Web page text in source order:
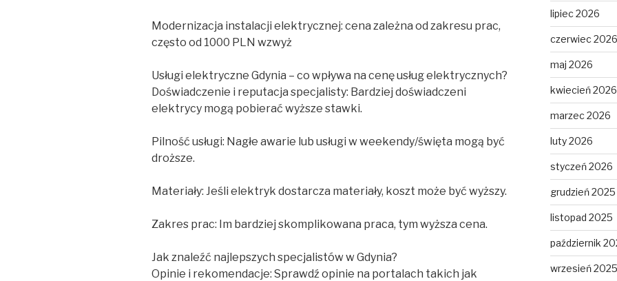
Modernizacja instalacji elektrycznej: cena zależna od zakresu prac,
często od 1000 PLN wzwyż
Usługi elektryczne Gdynia – co wpływa na cenę usług elektrycznych?
Doświadczenie i reputacja specjalisty: Bardziej doświadczeni
elektrycy mogą pobierać wyższe stawki.
Pilność usługi: Nagłe awarie lub usługi w weekendy/święta mogą być
droższe.
Materiały: Jeśli elektryk dostarcza materiały, koszt może być wyższy.
Zakres prac: Im bardziej skomplikowana praca, tym wyższa cena.
Jak znaleźć najlepszych specjalistów w Gdynia?
Opinie i rekomendacje: Sprawdź opinie na portalach takich jak
lipiec 2026
czerwiec 2026
maj 2026
kwiecień 2026
marzec 2026
luty 2026
styczeń 2026
grudzień 2025
listopad 2025
październik
wrzesień 2025